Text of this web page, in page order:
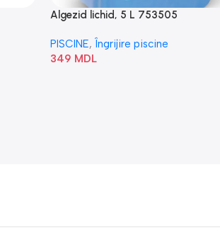
Algezid lichid, 5 L 753505
PISCINE, Îngrijire piscine
349 MDL